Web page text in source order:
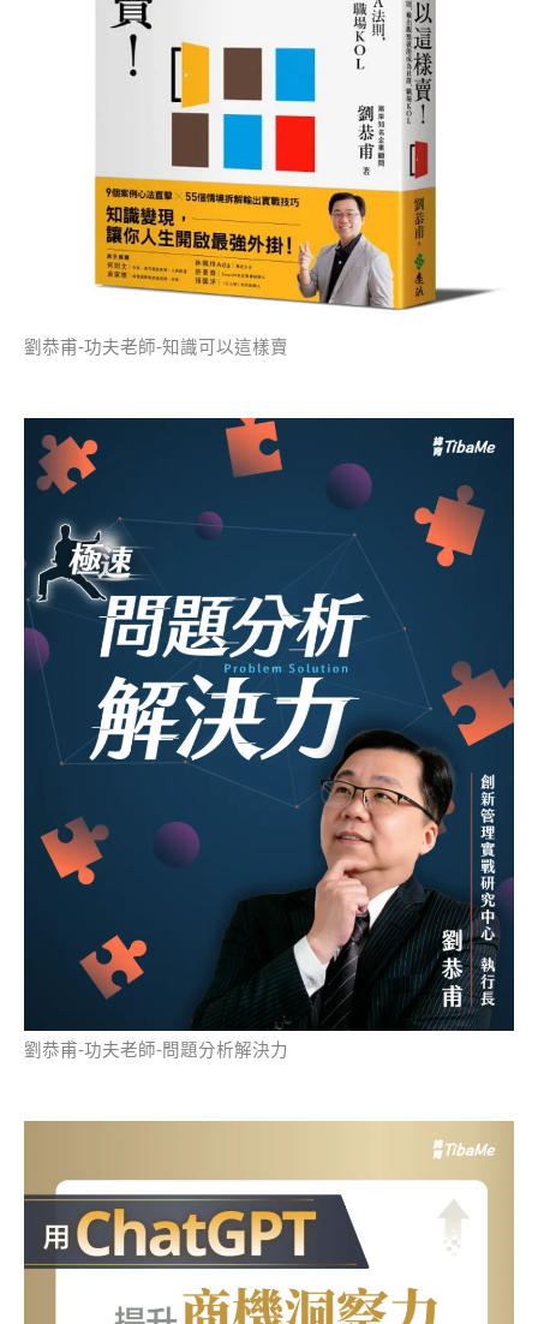
劉恭甫-功夫老師-知識可以這樣賣
劉恭甫-功夫老師-問題分析解決力